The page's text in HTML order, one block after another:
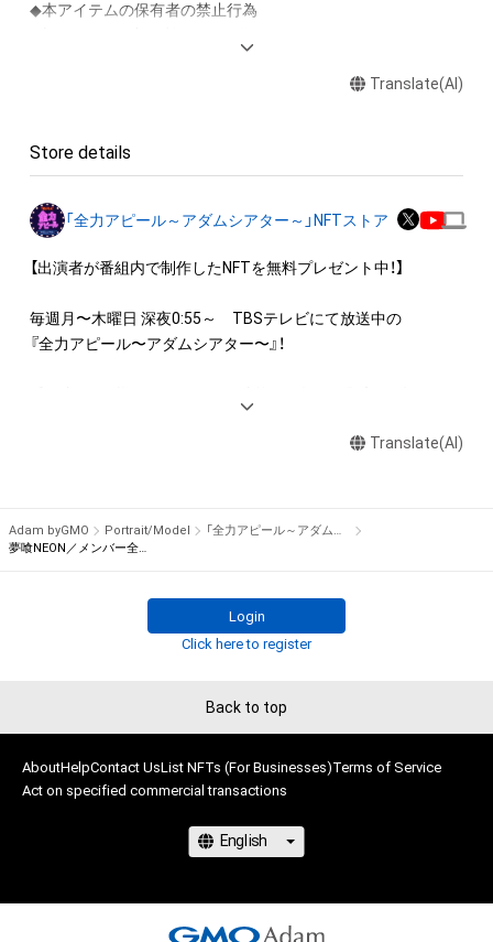
◆本アイテムの保有者の禁止行為
◆本アイテムに関する注意事項
ロゴ等を含みますがこれらに限られません。)にかかる知的財産
権(著作権、特許権、実用新案権、商標権、意匠権その他の知的財
産権(それらの権利を取得し、又はそれらの権利につき登録等を
作権を有する方、著作隣接権の権利者またはその管理委託を受
けている者によって保護されています。そのため、本アイテム
・本アイテムの著作権を有する方、著作隣接権の権利者またはそ
の管理委託を受けている者からの事前の同意なしに、上記の「本
せん。)を行うことはできません。
であると判断した場合、利用をお断りさせていただきます。
Translate(AI)
Store details
「全力アピール～アダムシアター～」NFTストア
【出演者が番組内で制作したNFTを無料プレゼント中！】
毎週月〜木曜日 深夜0:55～　TBSテレビにて放送中の
『全力アピール〜アダムシアター〜』！
パフォーマンスや特技を、魂を込めて全力アピール！
※本ストア内で出品されるNFTは、Adam byGMOの認定代理店
株式会社MediBangを介して出品手続きをしており、
TBSテレビおよび番組は、NFTの出品に関わる手続き・権利には
Translate(AI)
Adam byGMO Portrait/Model
「全力アピール～アダムシアター～」NFTストア
夢喰NEON／メンバー全員のサイン入り写真②
Login
Click here to register
Back to top
AboutHelpContact UsList NFTs (For Businesses)Terms of Service
Act on specified commercial transactions